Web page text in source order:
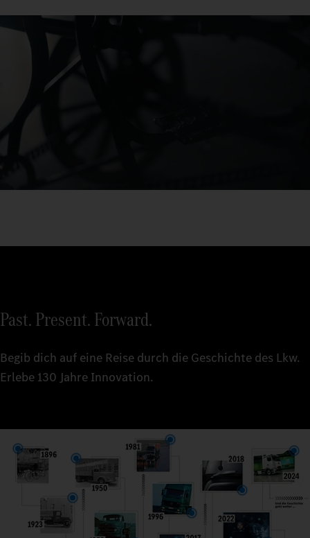
Past. Present. Forward.
Begib dich auf eine Reise durch die Geschichte des Lkw.
Erlebe 130 Jahre Innovation.